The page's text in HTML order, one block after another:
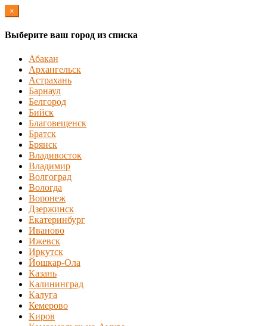
×
Выберите ваш город из списка
Абакан
Архангельск
Астрахань
Барнаул
Белгород
Бийск
Благовещенск
Братск
Брянск
Владивосток
Владимир
Волгоград
Вологда
Воронеж
Дзержинск
Екатеринбург
Иваново
Ижевск
Иркутск
Йошкар-Ола
Казань
Калининград
Калуга
Кемерово
Киров